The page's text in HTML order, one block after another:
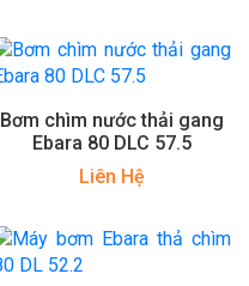
Bơm chìm nước thải gang
Ebara 80 DLC 57.5
Liên Hệ